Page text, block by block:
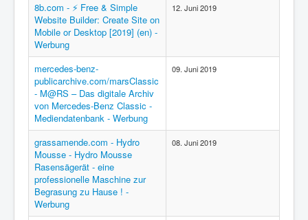
8b.com - ⚡ Free & Simple
Website Builder: Create Site on
Mobile or Desktop [2019] (en) -
Werbung
12. Juni 2019
mercedes-benz-
publicarchive.com/marsClassic
- M@RS – Das digitale Archiv
von Mercedes-Benz Classic -
Mediendatenbank - Werbung
09. Juni 2019
grassamende.com - Hydro
Mousse - Hydro Mousse
Rasensägerät - eine
professionelle Maschine zur
Begrasung zu Hause ! -
Werbung
08. Juni 2019